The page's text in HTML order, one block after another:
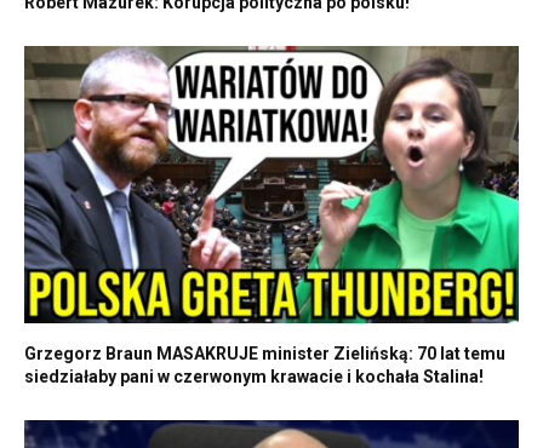
Grzegorz Braun MASAKRUJE minister Zielińską: 70 lat temu
siedziałaby pani w czerwonym krawacie i kochała Stalina!